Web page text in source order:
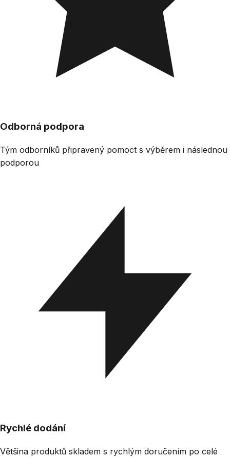
Odborná podpora
Tým odborníků připravený pomoct s výběrem i následnou
podporou
Rychlé dodání
Většina produktů skladem s rychlým doručením po celé